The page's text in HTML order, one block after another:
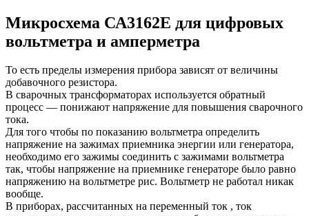
Микросхема СА3162Е для цифровых
вольтметра и амперметра
То есть пределы измерения прибора зависят от величины
добавочного резистора.
В сварочных трансформаторах используется обратный
процесс — понижают напряжение для повышения сварочного
тока.
Для того чтобы по показанию вольтметра определить
напряжение на зажимах приемника энергии или генератора,
необходимо его зажимы соединить с зажимами вольтметра
так, чтобы напряжение на приемнике генераторе было равно
напряжению на вольтметре рис. Вольтметр не работал никак
вообще.
В приборах, рассчитанных на переменный ток , ток